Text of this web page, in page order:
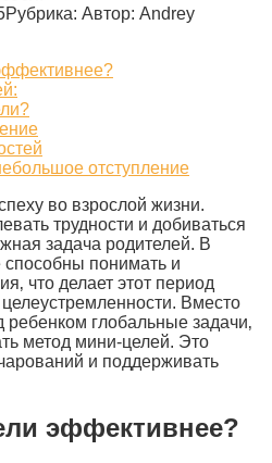
Рубрика: Автор: Andrey
отступление
во взрослой жизни.
трудности и добиваться
задача родителей. В
способны понимать и
что делает этот период
Вместо
ребенком глобальные задачи‚
метод мини-целей. Это
и поддерживать
эффективнее?